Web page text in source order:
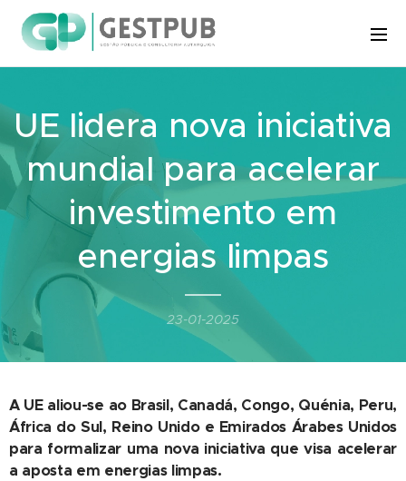
UE lidera nova iniciativa
mundial para acelerar
investimento em
energias limpas
23-01-2025
A UE aliou-se ao Brasil, Canadá, Congo, Quénia, Peru,
África do Sul, Reino Unido e Emirados Árabes Unidos
para formalizar uma nova iniciativa que visa acelerar
a aposta em energias limpas.